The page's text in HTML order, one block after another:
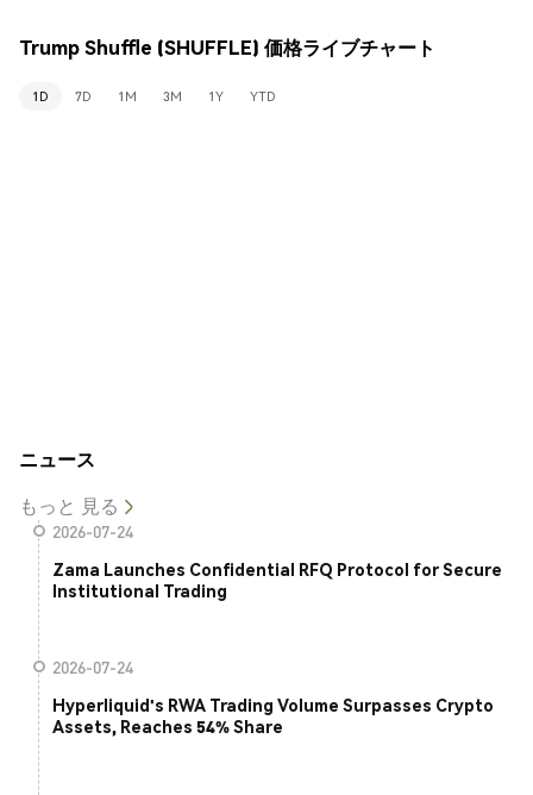
Trump Shuffle (SHUFFLE) 価格ライブチャート
1D 7D 1M 3M 1Y YTD
ニュース
もっと 見る
2026-07-24
Zama Launches Confidential RFQ Protocol for Secure
Institutional Trading
2026-07-24
Hyperliquid's RWA Trading Volume Surpasses Crypto
Assets, Reaches 54% Share